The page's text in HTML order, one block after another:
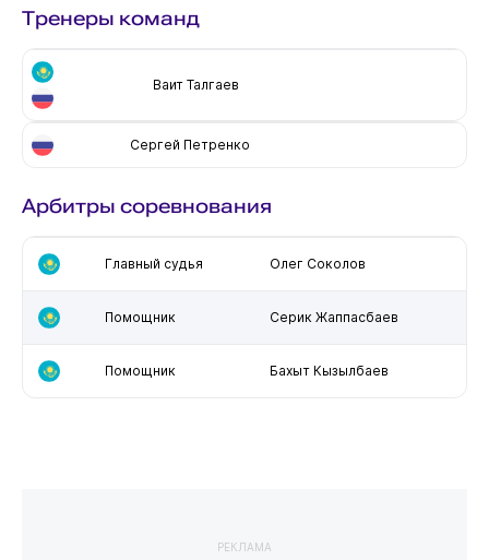
Тренеры команд
Ваит Талгаев
Сергей Петренко
Арбитры соревнования
Главный судья Олег Соколов
Помощник Серик Жаппасбаев
Помощник Бахыт Кызылбаев
РЕКЛАМА